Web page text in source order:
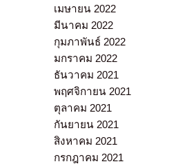
เมษายน 2022
มีนาคม 2022
กุมภาพันธ์ 2022
มกราคม 2022
ธันวาคม 2021
พฤศจิกายน 2021
ตุลาคม 2021
กันยายน 2021
สิงหาคม 2021
กรกฎาคม 2021